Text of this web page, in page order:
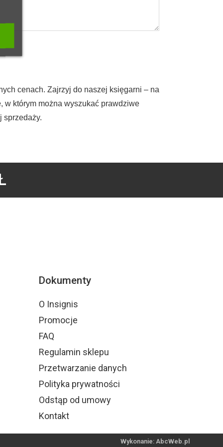
cenach. Zajrzyj do naszej księgarni – na
w którym można wyszukać prawdziwe
sprzedaży.
Dokumenty
O Insignis
Promocje
FAQ
Regulamin sklepu
Przetwarzanie danych
Polityka prywatności
Odstąp od umowy
Kontakt
Wykonanie: AbcWeb.pl